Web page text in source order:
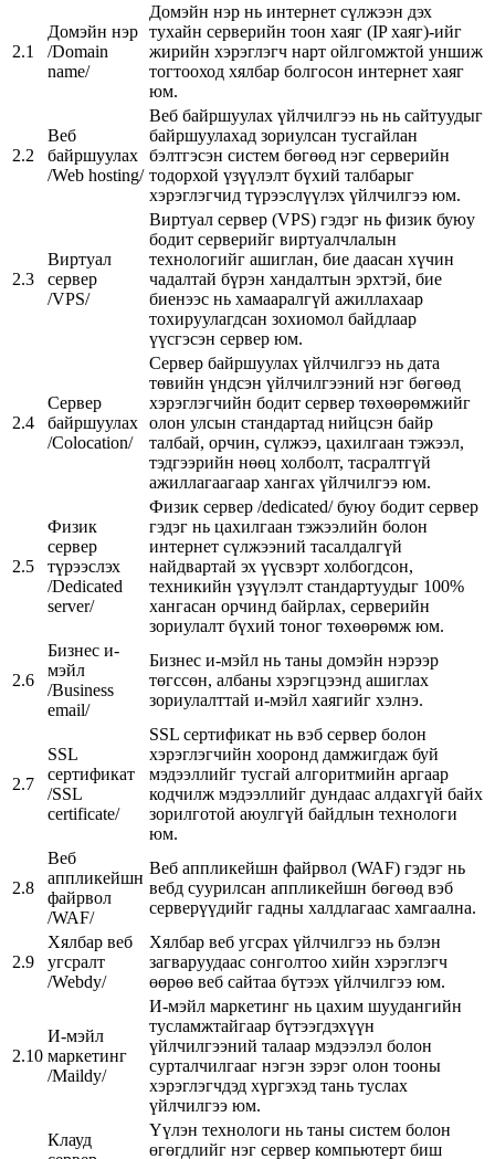
2.1
Домэйн нэр
/Domain
name/
Домэйн нэр нь интернет сүлжээн дэх
тухайн серверийн тоон хаяг (IP хаяг)-ийг
жирийн хэрэглэгч нарт ойлгомжтой уншиж
тогтооход хялбар болгосон интернет хаяг
юм.
2.2
Веб
байршуулах
/Web hosting/
Веб байршуулах үйлчилгээ нь нь сайтуудыг
байршуулахад зориулсан тусгайлан
бэлтгэсэн систем бөгөөд нэг серверийн
тодорхой үзүүлэлт бүхий талбарыг
хэрэглэгчид түрээслүүлэх үйлчилгээ юм.
2.3
Виртуал
сервер
/VPS/
Виртуал сервер (VPS) гэдэг нь физик буюу
бодит серверийг виртуалчлалын
технологийг ашиглан, бие даасан хүчин
чадалтай бүрэн хандалтын эрхтэй, бие
биенээс нь хамааралгүй ажиллахаар
тохируулагдсан зохиомол байдлаар
үүсгэсэн сервер юм.
2.4
Сервер
байршуулах
/Colocation/
Сервер байршуулах үйлчилгээ нь дата
төвийн үндсэн үйлчилгээний нэг бөгөөд
хэрэглэгчийн бодит сервер төхөөрөмжийг
олон улсын стандартад нийцсэн байр
талбай, орчин, сүлжээ, цахилгаан тэжээл,
тэдгээрийн нөөц холболт, тасралтгүй
ажиллагаагаар хангах үйлчилгээ юм.
2.5
Физик
сервер
түрээслэх
/Dedicated
server/
Физик сервер /dedicated/ буюу бодит сервер
гэдэг нь цахилгаан тэжээлийн болон
интернет сүлжээний тасалдалгүй
найдвартай эх үүсвэрт холбогдсон,
техникийн үзүүлэлт стандартуудыг 100%
хангасан орчинд байрлах, серверийн
зориулалт бүхий тоног төхөөрөмж юм.
2.6
Бизнес и-
мэйл
/Business
email/
Бизнес и-мэйл нь таны домэйн нэрээр
төгссөн, албаны хэрэгцээнд ашиглах
зориулалттай и-мэйл хаягийг хэлнэ.
2.7
SSL
сертификат
/SSL
certificate/
SSL сертификат нь вэб сервер болон
хэрэглэгчийн хооронд дамжигдаж буй
мэдээллийг тусгай алгоритмийн аргаар
кодчилж мэдээллийг дундаас алдахгүй байх
зорилготой аюулгүй байдлын технологи
юм.
2.8
Веб
аппликейшн
файрвол
/WAF/
Веб аппликейшн файрвол (WAF) гэдэг нь
вебд суурилсан аппликейшн бөгөөд вэб
серверүүдийг гадны халдлагаас хамгаална.
2.9
Хялбар веб
угсралт
/Webdy/
Хялбар веб угсрах үйлчилгээ нь бэлэн
загваруудаас сонголтоо хийн хэрэглэгч
өөрөө веб сайтаа бүтээх үйлчилгээ юм.
2.10
И-мэйл
маркетинг
/Maildy/
И-мэйл маркетинг нь цахим шуудангийн
тусламжтайгаар бүтээгдэхүүн
үйлчилгээний талаар мэдээлэл болон
сурталчилгааг нэгэн зэрэг олон тооны
хэрэглэгчдэд хүргэхэд тань туслах
үйлчилгээ юм.
Клауд
Үүлэн технологи нь таны систем болон
өгөгдлийг нэг сервер компьютерт биш